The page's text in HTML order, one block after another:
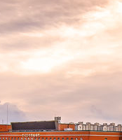
억원
채 발견
전
실종
로 삼겠다"
정 안겨드려 죄